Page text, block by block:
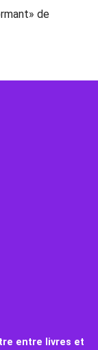
de
entre livres et